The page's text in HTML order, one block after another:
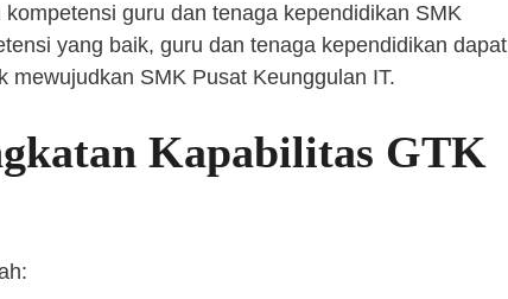
guru dan tenaga kependidikan SMK
yang baik, guru dan tenaga kependidikan dapat
SMK Pusat Keunggulan IT.
Kapabilitas GTK